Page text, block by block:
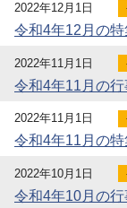
2022年12月1日
令和4年12月の
2022年11月1日
令和4年11月の
2022年11月1日
令和4年11月の
2022年10月1日
令和4年10月の